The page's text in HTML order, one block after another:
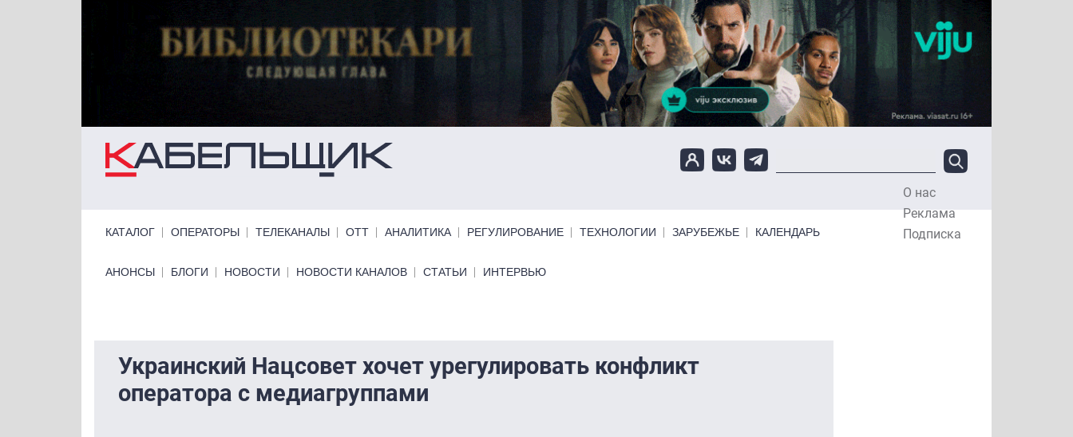
О нас
Реклама
Подписка
КАТАЛОГ ОПЕРАТОРЫ ТЕЛЕКАНАЛЫ ОТТ АНАЛИТИКА РЕГУЛИРОВАНИЕ ТЕХНОЛОГИИ ЗАРУБЕЖЬЕ КАЛЕНДАРЬ
Primary links bottom
АНОНСЫ БЛОГИ НОВОСТИ НОВОСТИ КАНАЛОВ СТАТЬИ ИНТЕРВЬЮ
Украинский Нацсовет хочет урегулировать конфликт
оператора с медиагруппами